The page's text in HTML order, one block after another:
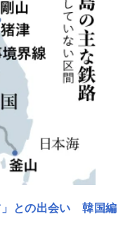
」との出会い 韓国編